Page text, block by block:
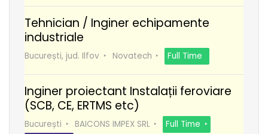
Tehnician / Inginer echipamente
industriale
București, jud. Ilfov Novatech Full Time
Inginer proiectant Instalații feroviare
(SCB, CE, ERTMS etc)
București BAICONS IMPEX SRL
Full Time